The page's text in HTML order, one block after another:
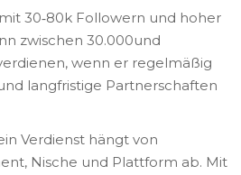
30‑80k Followern und hoher
zwischen 30.000und
wenn er regelmäßig
langfristige Partnerschaften
Verdienst hängt von
Nische und Plattform ab. Mit